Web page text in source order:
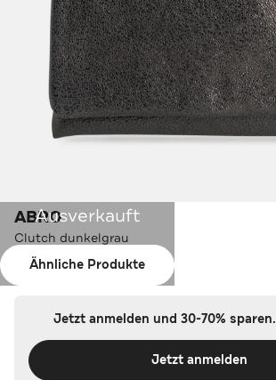
Ausverkauft
Ähnliche Produkte
ABRO
Clutch dunkelgrau
Farbe:dunkelgrau
Jetzt anmelden und 30-70% sparen.
Jetzt anmelden